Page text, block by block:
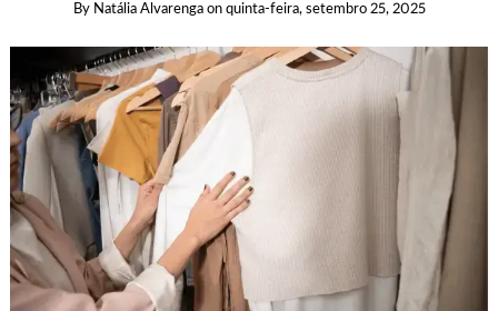
By Natália Alvarenga on quinta-feira, setembro 25, 2025